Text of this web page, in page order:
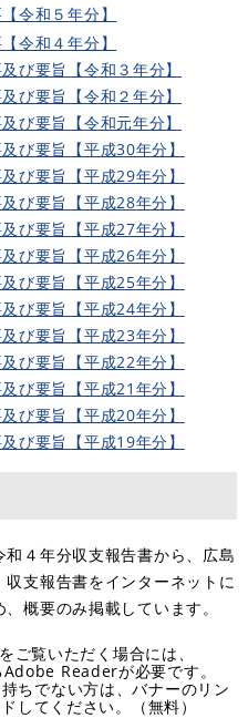
令和５年分】
令和４年分】
び要旨【令和３年分】
び要旨【令和２年分】
び要旨【令和元年分】
び要旨【平成30年分】
び要旨【平成29年分】
び要旨【平成28年分】
び要旨【平成27年分】
び要旨【平成26年分】
び要旨【平成25年分】
び要旨【平成24年分】
び要旨【平成23年分】
び要旨【平成22年分】
び要旨【平成21年分】
び要旨【平成20年分】
び要旨【平成19年分】
４年分収支報告書から、広島
支報告書をインターネットに
概要のみ掲載しています。
ご覧いただく場合には、
Readerが必要です。
ちでない方は、バナーのリン
してください。（無料）